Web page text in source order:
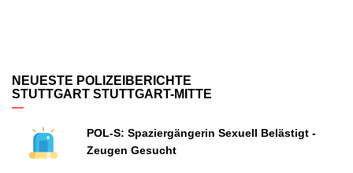
NEUESTE POLIZEIBERICHTE
STUTTGART STUTTGART-MITTE
POL-S: Spaziergängerin Sexuell Belästigt -
Zeugen Gesucht